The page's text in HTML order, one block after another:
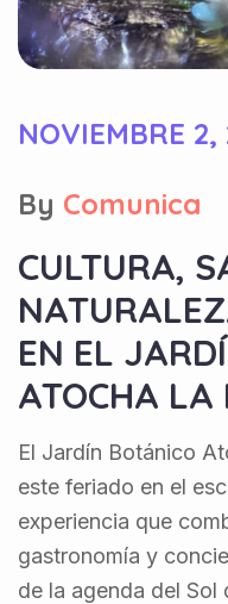
NOVIEMBRE 2,
By Comunica
CULTURA,
EN EL
ATOCHA LA
El Jardín Botánico
este feriado en el
experiencia que
gastronomía y
de la agenda del